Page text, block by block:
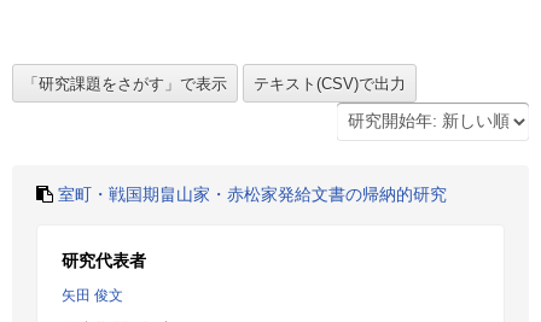
室町・戦国期畠山家・赤松家発給文書の帰納的研究
研究代表者
矢田 俊文